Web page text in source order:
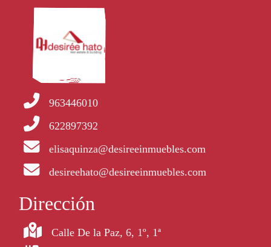
963446010
622897392
elisaquinza@desireeinmuebles.com
desireehato@desireeinmuebles.com
Dirección
Calle De la Paz, 6, 1º, 1ª